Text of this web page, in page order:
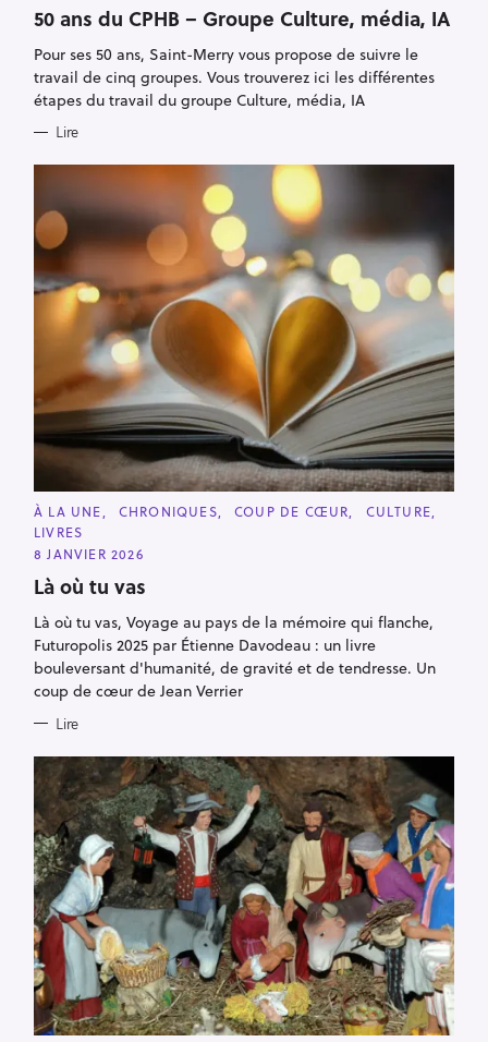
O
R
E
S
50 ans du CPHB – Groupe Culture, média, IA
Pour ses 50 ans, Saint-Merry vous propose de suivre le
travail de cinq groupes. Vous trouverez ici les différentes
étapes du travail du groupe Culture, média, IA
Lire
C
A
T
E
O
R
E
S
À LA UNE CHRONIQUES COUP DE CŒUR
CULTURE
LIVRES
8 JANVIER 2026
Là où tu vas
Là où tu vas, Voyage au pays de la mémoire qui flanche,
Futuropolis 2025 par Étienne Davodeau : un livre
bouleversant d'humanité, de gravité et de tendresse. Un
coup de cœur de Jean Verrier
Lire